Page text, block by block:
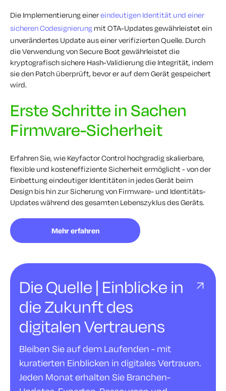
Die Implementierung einereindeutigen Identität und einer
sicheren Codesignierung mit OTA-Updates gewährleistet ein
unverändertes Update aus einer verifizierten Quelle. Durch
die Verwendung von Secure Boot gewährleistet die
kryptografisch sichere Hash-Validierung die Integrität, indem
sie den Patch überprüft, bevor er auf dem Gerät gespeichert
wird.
Erste Schritte in Sachen
Firmware-Sicherheit
Erfahren Sie, wie Keyfactor Control hochgradig skalierbare,
flexible und kosteneffiziente Sicherheit ermöglicht - von der
Einbettung eindeutiger Identitäten in jedes Gerät beim
Design bis hin zur Sicherung von Firmware- und Identitäts-
Updates während des gesamten Lebenszyklus des Geräts.
Mehr erfahren
Die Quelle | Einblicke in
die Zukunft des
digitalen Vertrauens
Bleiben Sie auf dem Laufenden - mit
kuratierten Einblicken in digitales Vertrauen.
Jeden Monat erhalten Sie Branchen-